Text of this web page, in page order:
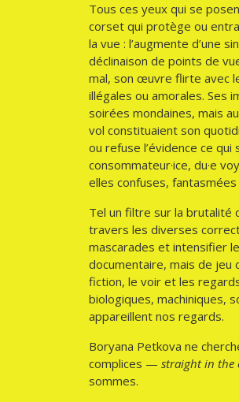
Tous ces yeux qui se
corset qui protège ou
la vue : l’augmente d’une
déclinaison de points de
mal, son œuvre flirte avec
illégales ou amorales. Ses
soirées mondaines, mais
vol constituaient son
ou refuse l’évidence ce
consommateur·ice, du·e
elles confuses,
Tel un filtre sur la brutalité
travers les diverses
mascarades et intensifier
documentaire, mais de jeu
fiction, le voir et les
biologiques, machiniques,
appareillent nos regards.
Boryana Petkova ne
complices —straight in the
sommes.